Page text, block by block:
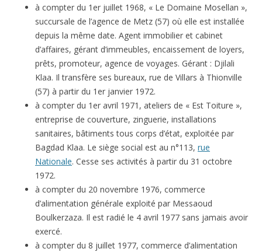
à compter du 1er juillet 1968, « Le Domaine Mosellan »,
succursale de l’agence de Metz (57) où elle est installée
depuis la même date. Agent immobilier et cabinet
d’affaires, gérant d’immeubles, encaissement de loyers,
prêts, promoteur, agence de voyages. Gérant : Djilali
Klaa. Il transfère ses bureaux, rue de Villars à Thionville
(57) à partir du 1er janvier 1972.
à compter du 1er avril 1971, ateliers de « Est Toiture »,
entreprise de couverture, zinguerie, installations
sanitaires, bâtiments tous corps d’état, exploitée par
Bagdad Klaa. Le siège social est au n°113, rue
Nationale. Cesse ses activités à partir du 31 octobre
1972.
à compter du 20 novembre 1976, commerce
d’alimentation générale exploité par Messaoud
Boulkerzaza. Il est radié le 4 avril 1977 sans jamais avoir
exercé.
à compter du 8 juillet 1977, commerce d’alimentation